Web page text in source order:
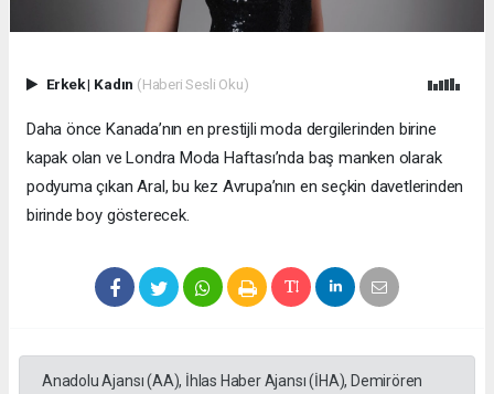
Erkek| Kadın (Haberi Sesli Oku)
Daha önce Kanada’nın en prestijli moda dergilerinden birine
kapak olan ve Londra Moda Haftası’nda baş manken olarak
podyuma çıkan Aral, bu kez Avrupa’nın en seçkin davetlerinden
birinde boy gösterecek.
Anadolu Ajansı (AA), İhlas Haber Ajansı (İHA), Demirören